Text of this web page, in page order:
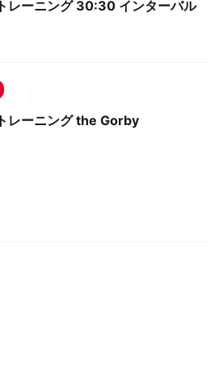
レーニング 30:30 インターバル
レーニング the Gorby